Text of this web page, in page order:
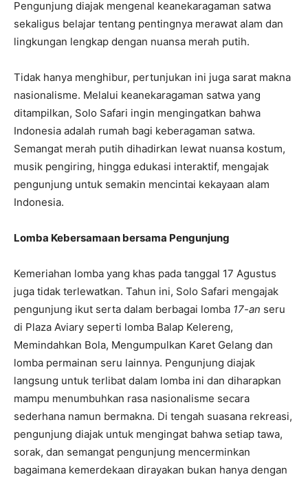
Pengunjung diajak mengenal keanekaragaman satwa
sekaligus belajar tentang pentingnya merawat alam dan
lingkungan lengkap dengan nuansa merah putih.
Tidak hanya menghibur, pertunjukan ini juga sarat makna
nasionalisme. Melalui keanekaragaman satwa yang
ditampilkan, Solo Safari ingin mengingatkan bahwa
Indonesia adalah rumah bagi keberagaman satwa.
Semangat merah putih dihadirkan lewat nuansa kostum,
musik pengiring, hingga edukasi interaktif, mengajak
pengunjung untuk semakin mencintai kekayaan alam
Indonesia.
Lomba Kebersamaan bersama Pengunjung
Kemeriahan lomba yang khas pada tanggal 17 Agustus
juga tidak terlewatkan. Tahun ini, Solo Safari mengajak
pengunjung ikut serta dalam berbagai lomba 17-an seru
di Plaza Aviary seperti lomba Balap Kelereng,
Memindahkan Bola, Mengumpulkan Karet Gelang dan
lomba permainan seru lainnya. Pengunjung diajak
langsung untuk terlibat dalam lomba ini dan diharapkan
mampu menumbuhkan rasa nasionalisme secara
sederhana namun bermakna. Di tengah suasana rekreasi,
pengunjung diajak untuk mengingat bahwa setiap tawa,
sorak, dan semangat pengunjung mencerminkan
bagaimana kemerdekaan dirayakan bukan hanya dengan